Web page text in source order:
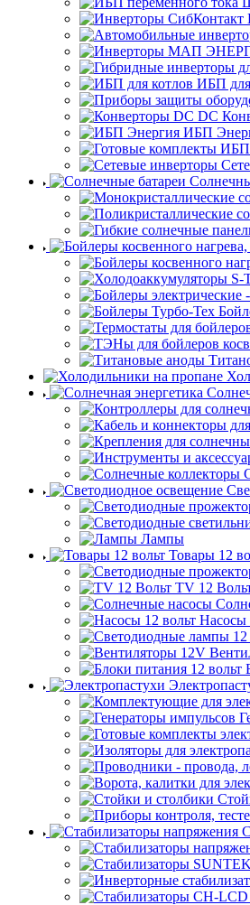
ИБП для
ИБП
Лампы
Товары 12
TV 12
Насосы